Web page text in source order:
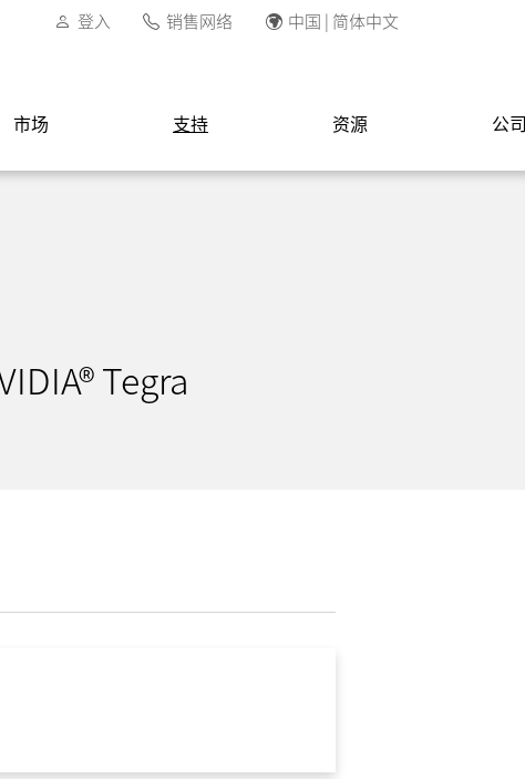
登入 销售网络 中国 | 简体中文
市场 支持 资源 公
Tegra